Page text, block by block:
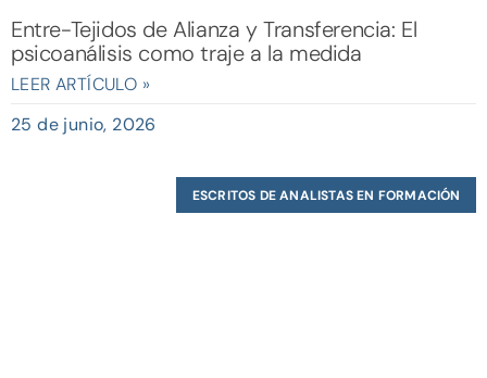
Entre-Tejidos de Alianza y Transferencia: El
psicoanálisis como traje a la medida
LEER ARTÍCULO »
25 de junio, 2026
ESCRITOS DE ANALISTAS EN FORMACIÓN